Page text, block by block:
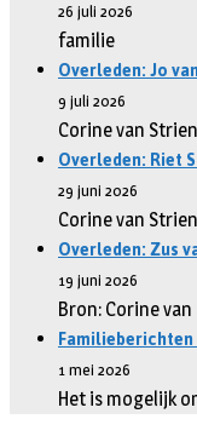
26 juli 2026
familie
Overleden: Jo
9 juli 2026
Corine van Strien
Overleden: Riet
29 juni 2026
Corine van Strien
Overleden: Zus
19 juni 2026
Bron: Corine
1 mei 2026
Het is mogelijk